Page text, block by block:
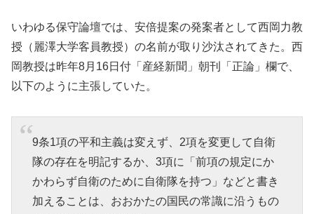
いわゆる保守論壇では、安倍提案の発案者として西岡力教
授（麗澤大学客員教授）の名前が取り沙汰されてきた。西
岡教授は昨年8月16日付「産経新聞」朝刊「正論」欄で、
以下のように主張していた。
9条1項の平和主義は変えず、2項を変更して自衛
隊の存在を明記するか、3項に「前項の規定にか
かわらず自衛のために自衛隊を持つ」などと書き
加えることは、おおかたの国民の常識に沿うもの